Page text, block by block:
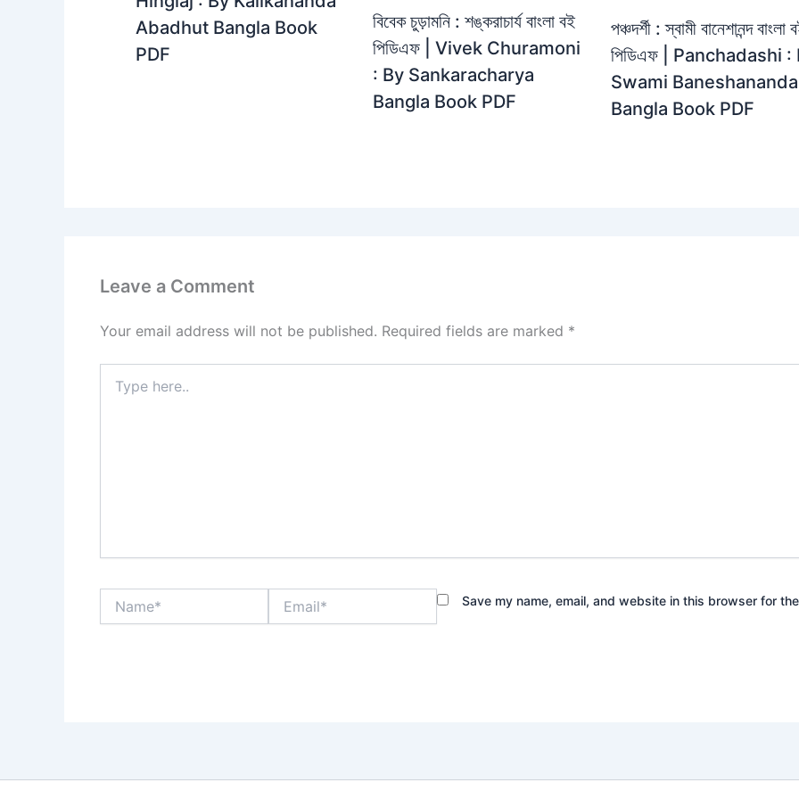
Abadhut Bangla Book
PDF
বিবেক চুড়ামনি : শঙ্করাচার্য বাংলা বই
পিডিএফ | Vivek Churamoni
: By Sankaracharya
Bangla Book PDF
পঞ্চদর্শী : স্বামী বানেশানন্দ বাংলা
পিডিএফ | Panchadashi :
Swami Baneshananda
Bangla Book PDF
Leave a Comment
Your email address will not be published. Required fields are marked *
here..
Save my name, email, and website in this browser for